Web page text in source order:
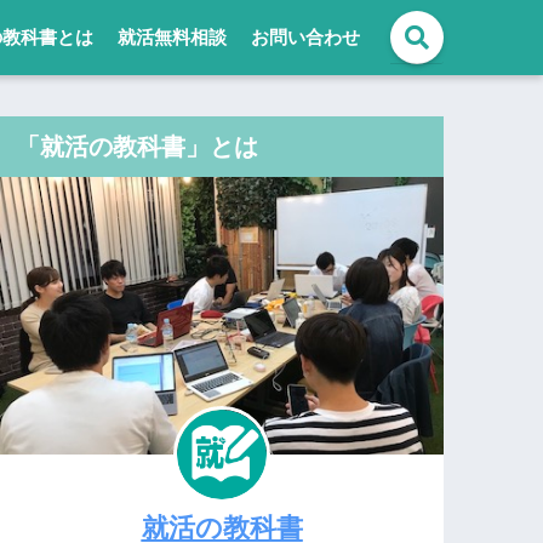
科書とは 就活無料相談 お問い合わせ
「就活の教科書」とは
就活の教科書